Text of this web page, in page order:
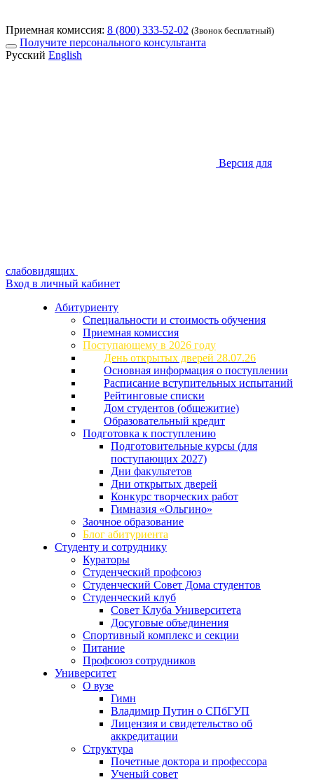
Приемная комиссия: 8 (800) 333-52-02 (Звонок бесплатный)
Получите персонального консультанта
Русский English
Версия для
слабовидящих
Вход в личный кабинет
Абитуриенту
Специальности и стоимость обучения
Приемная комиссия
Поступающему в 2026 году
День открытых дверей 28.07.26
Основная информация о поступлении
Расписание вступительных испытаний
Рейтинговые списки
Дом студентов (общежитие)
Образовательный кредит
Подготовка к поступлению
Подготовительные курсы (для
поступающих 2027)
Дни факультетов
Дни открытых дверей
Конкурс творческих работ
Гимназия «Ольгино»
Заочное образование
Блог абитуриента
Студенту и сотруднику
Кураторы
Студенческий профсоюз
Студенческий Совет Дома студентов
Студенческий клуб
Совет Клуба Университета
Досуговые объединения
Спортивный комплекс и секции
Питание
Профсоюз сотрудников
Университет
О вузе
Гимн
Владимир Путин о СПбГУП
Лицензия и свидетельство об
аккредитации
Структура
Почетные доктора и профессора
Ученый совет